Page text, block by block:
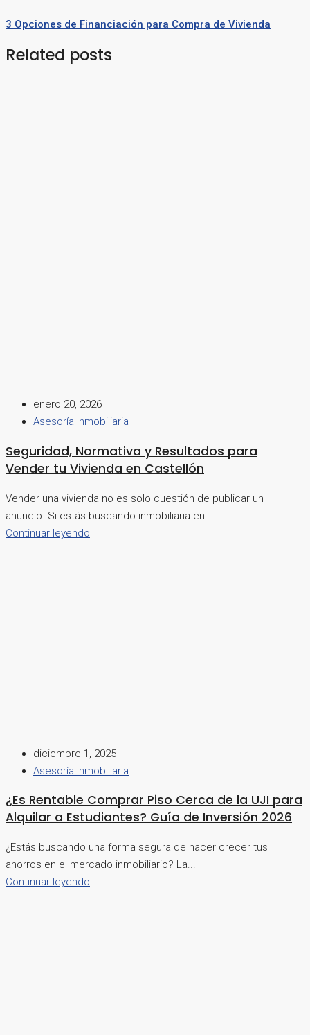
3 Opciones de Financiación para Compra de Vivienda
Related posts
enero 20, 2026
Asesoría Inmobiliaria
Seguridad, Normativa y Resultados para
Vender tu Vivienda en Castellón
Vender una vivienda no es solo cuestión de publicar un
anuncio. Si estás buscando inmobiliaria en...
Continuar leyendo
diciembre 1, 2025
Asesoría Inmobiliaria
¿Es Rentable Comprar Piso Cerca de la UJI para
Alquilar a Estudiantes? Guía de Inversión 2026
¿Estás buscando una forma segura de hacer crecer tus
ahorros en el mercado inmobiliario? La...
Continuar leyendo